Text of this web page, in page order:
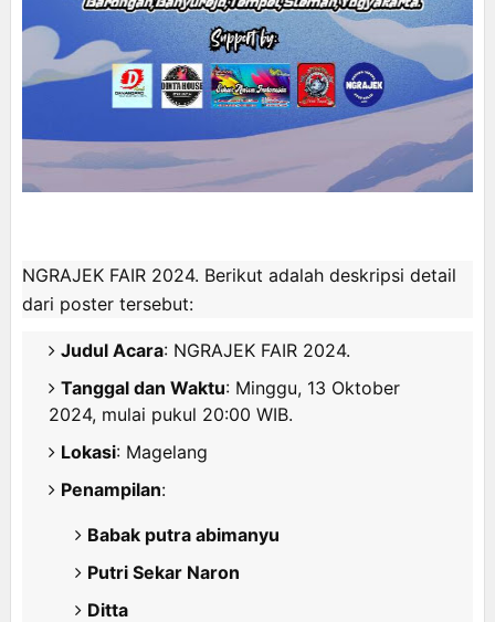
NGRAJEK FAIR 2024. Berikut adalah deskripsi detail
dari poster tersebut:
Judul Acara: NGRAJEK FAIR 2024.
Tanggal dan Waktu: Minggu, 13 Oktober
2024, mulai pukul 20:00 WIB.
Lokasi: Magelang
Penampilan:
Babak putra abimanyu
Putri Sekar Naron
Ditta